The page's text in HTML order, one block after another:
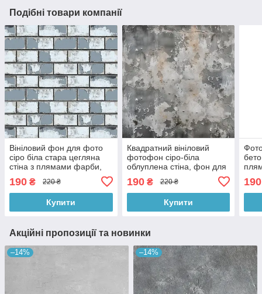
Подібні товари компанії
Вініловий фон для фото
сіро біла стара цегляна
стіна з плямами фарби,
60x60 см, №553800
190 ₴ 220 ₴
Купити
Квадратний вініловий
фотофон сіро-біла
облуплена стіна, фон для
фотографії і зйомки 60x60
см, №551083
190₴ 220 ₴
Купити
190
Акційні пропозиції та новинки
–14% –14%